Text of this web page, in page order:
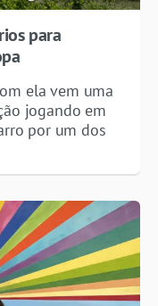
para
ela vem uma
jogando em
por um dos